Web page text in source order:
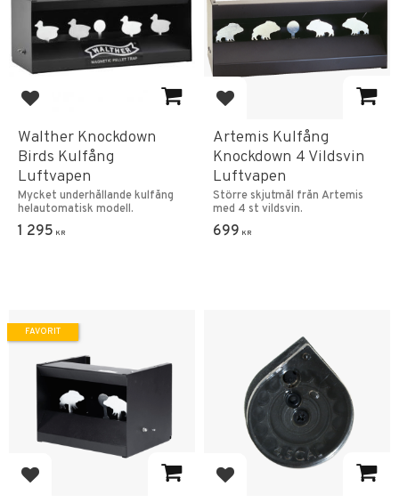
Lägg till i favoriter
Walther Knockdown
Birds Kulfång
Luftvapen
Mycket underhållande kulfång
helautomatisk modell.
1 295 KR
Lägg till i favoriter
Artemis Kulfång
Knockdown 4 Vildsvin
Luftvapen
Större skjutmål från Artemis
med 4 st vildsvin.
699 KR
Lägg till i favoriter
FAVORIT
Lägg till i favoriter